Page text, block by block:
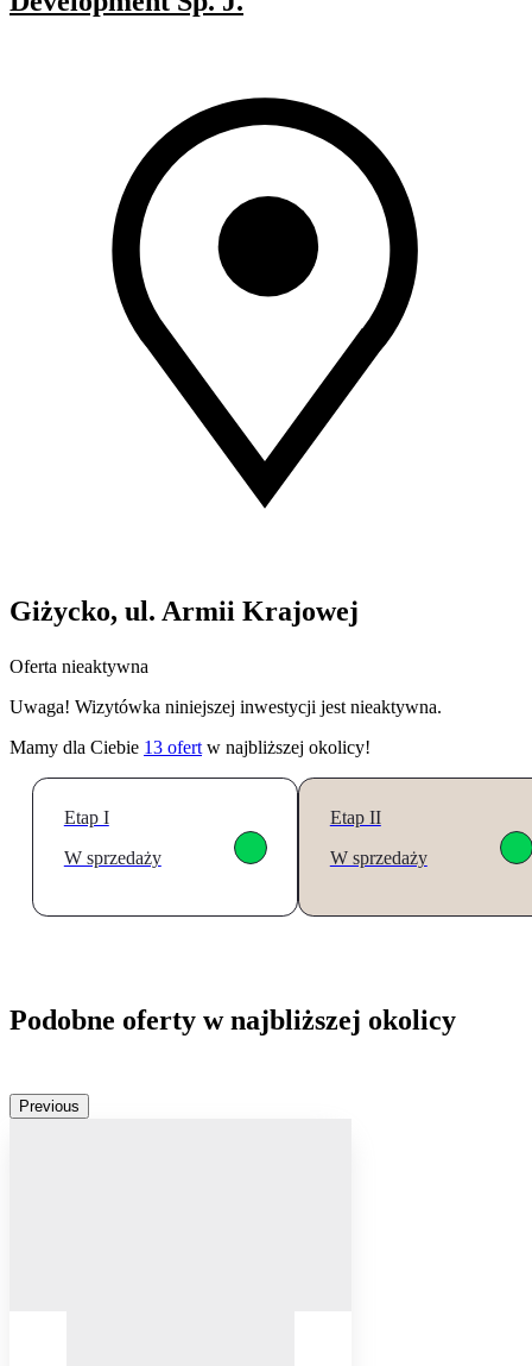
Giżycko, ul. Armii Krajowej
Oferta nieaktywna
Uwaga! Wizytówka niniejszej inwestycji jest nieaktywna.
Mamy dla Ciebie 13 ofert w najbliższej okolicy!
Etap I
W sprzedaży
Etap II
W sprzedaży
Podobne oferty w najbliższej okolicy
Previous